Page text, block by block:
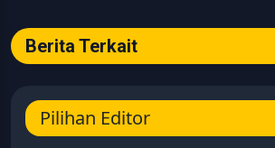
Berita Terkait
Pilihan Editor